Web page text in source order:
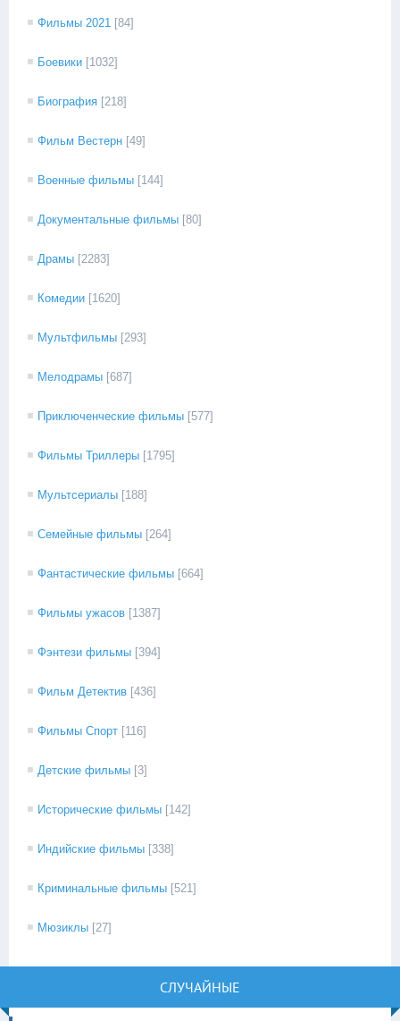
Фильмы 2021 [84]
Боевики [1032]
Биография [218]
Фильм Вестерн [49]
Военные фильмы [144]
Документальные фильмы [80]
Драмы [2283]
Комедии [1620]
Мультфильмы [293]
Мелодрамы [687]
Приключенческие фильмы [577]
Фильмы Триллеры [1795]
Мультсериалы [188]
Семейные фильмы [264]
Фантастические фильмы [664]
Фильмы ужасов [1387]
Фэнтези фильмы [394]
Фильм Детектив [436]
Фильмы Спорт [116]
Детские фильмы [3]
Исторические фильмы [142]
Индийские фильмы [338]
Криминальные фильмы [521]
Мюзиклы [27]
СЛУЧАЙНЫЕ